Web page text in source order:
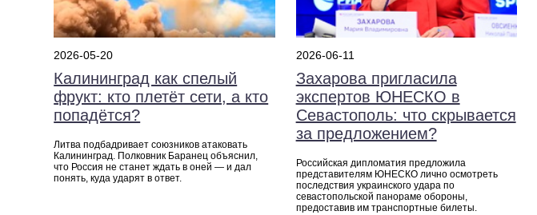
2026-05-20
Калининград как спелый
фрукт: кто плетёт сети, а кто
попадётся?
Литва подбадривает союзников атаковать
Калининград. Полковник Баранец объяснил,
что Россия не станет ждать в оней — и дал
понять, куда ударят в ответ.
2026-06-11
Захарова пригласила
экспертов ЮНЕСКО в
Севастополь: что скрывается
за предложением?
Российская дипломатия предложила
представителям ЮНЕСКО лично осмотреть
последствия украинского удара по
севастопольской панораме обороны,
предоставив им транспортные билеты.